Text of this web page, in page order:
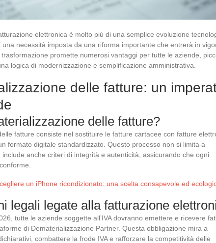
elettronica è molto più di una semplice evoluzione
una necessità imposta da una riforma importante che entrerà in
promette numerosi vantaggi per tutte le aziende,
logica di modernizzazione e semplificazione amministrativa.
delle fatture: un
delle fatture?
fatture consiste nel sostituire le fatture cartacee con fatture
formato digitale standardizzato. Questo processo non si limita a
anche criteri di integrità e autenticità, assicurando che ogni
un iPhone ricondizionato: una scelta consapevole ed
legali legate alla fatturazione
tutte le aziende soggette all’IVA dovranno emettere e ricevere
di Dematerializzazione Partner. Questa obbligazione mira a
combattere la frode IVA e rafforzare la competitività delle